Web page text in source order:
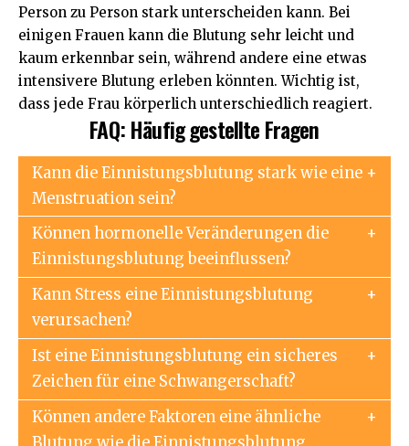
Person zu Person stark unterscheiden kann. Bei
einigen Frauen kann die Blutung sehr leicht und
kaum erkennbar sein, während andere eine etwas
intensivere Blutung erleben könnten. Wichtig ist,
dass jede Frau körperlich unterschiedlich reagiert.
FAQ: Häufig gestellte Fragen
Kann die Einnistungsblutung stark wie eine
Menstruation sein?
Können hormonelle Veränderungen die
Einnistungsblutung beeinflussen?
Kann Stress eine Einnistungsblutung
verursachen?
Ist eine Einnistungsblutung ein sicheres
Zeichen für eine Schwangerschaft?
Können andere Faktoren eine ähnliche